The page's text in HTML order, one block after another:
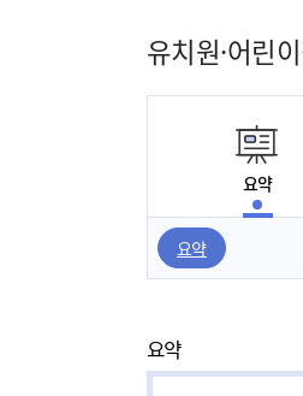
유치원·어린
요약
요약
요약